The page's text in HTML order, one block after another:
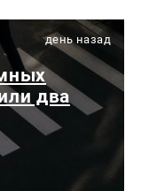
день назад
два